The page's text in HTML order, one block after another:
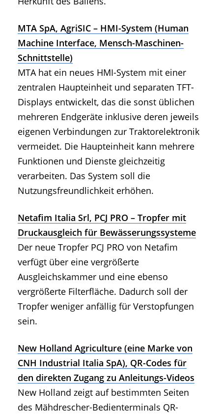
MTA SpA, AgriSIC – HMI-System (Human
Machine Interface, Mensch-Maschinen-
Schnittstelle)
MTA hat ein neues HMI-System mit einer
zentralen Haupteinheit und separaten TFT-
Displays entwickelt, das die sonst üblichen
mehreren Endgeräte inklusive deren jeweils
eigenen Verbindungen zur Traktorelektronik
vermeidet. Die Haupteinheit kann mehrere
Funktionen und Dienste gleichzeitig
verarbeiten. Das System soll die
Nutzungsfreundlichkeit erhöhen.
Netafim Italia Srl, PCJ PRO – Tropfer mit
Druckausgleich für Bewässerungssysteme
Der neue Tropfer PCJ PRO von Netafim
verfügt über eine vergrößerte
Ausgleichskammer und eine ebenso
vergrößerte Filterfläche. Dadurch soll der
Tropfer weniger anfällig für Verstopfungen
sein.
New Holland Agriculture (eine Marke von
CNH Industrial Italia SpA), QR-Codes für
den direkten Zugang zu Anleitungs-Videos
New Holland zeigt auf bestimmten Seiten
des Mähdrescher-Bedienterminals QR-